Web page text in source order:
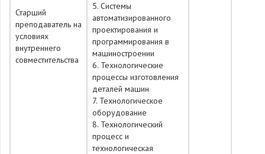
Старший
преподаватель на
условиях
внутреннего
совместительства
5. Системы
автоматизированного
проектирования и
программирования в
машиностроении
6. Технологические
процессы изготовления
деталей машин
7. Технологическое
оборудование
8. Технологический
процесс и
технологическая